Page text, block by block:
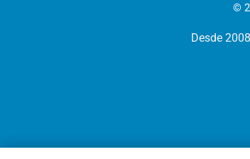
©
Desde